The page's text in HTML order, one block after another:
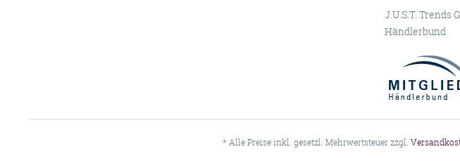
J.U.S.T. Trends
Händlerbund
* Alle Preise inkl. gesetzl. Mehrwertsteuer zzgl.